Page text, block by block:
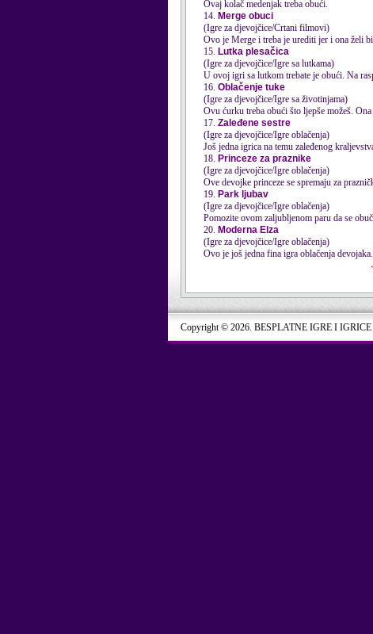
Ovaj kolač medenjak treba obući.
14. Merge obuci
(Igre za djevojčice/Crtani filmovi)
Ovo je Merge i treba je urediti jer i ona želi
15. Lutka plesačica
(Igre za djevojčice/Igre sa lutkama)
U ovoj igri sa lutkom trebate je obući. Na
16. Oblačenje tuke
(Igre za djevojčice/Igre sa životinjama)
Ovu ćurku treba obući što ljepše možeš.
17. Zaleđene sestre
(Igre za djevojčice/Igre oblačenja)
Još jedna igrica na temu zaleđenog
18. Princeze za praznike
(Igre za djevojčice/Igre oblačenja)
Ove devojke princeze se spremaju za
19. Park ljubav
(Igre za djevojčice/Igre oblačenja)
Pomozite ovom zaljubljenom paru da se
20. Moderna Elza
(Igre za djevojčice/Igre oblačenja)
Ovo je još jedna fina igra oblačenja devojaka.
Copyright © 2026. BESPLATNE IGRE I